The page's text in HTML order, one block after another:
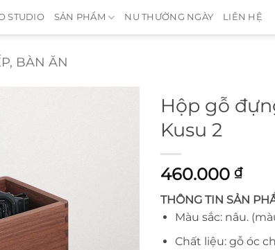
STUDIO SẢN PHẨM NU THƯỜNG NGÀY LIÊN HỆ
BÀN ĂN
Hộp gỗ
Kusu 2
460.000 ₫
THÔNG TIN SẢN
Màu sắc: nâu.
Chất liệu: gỗ óc